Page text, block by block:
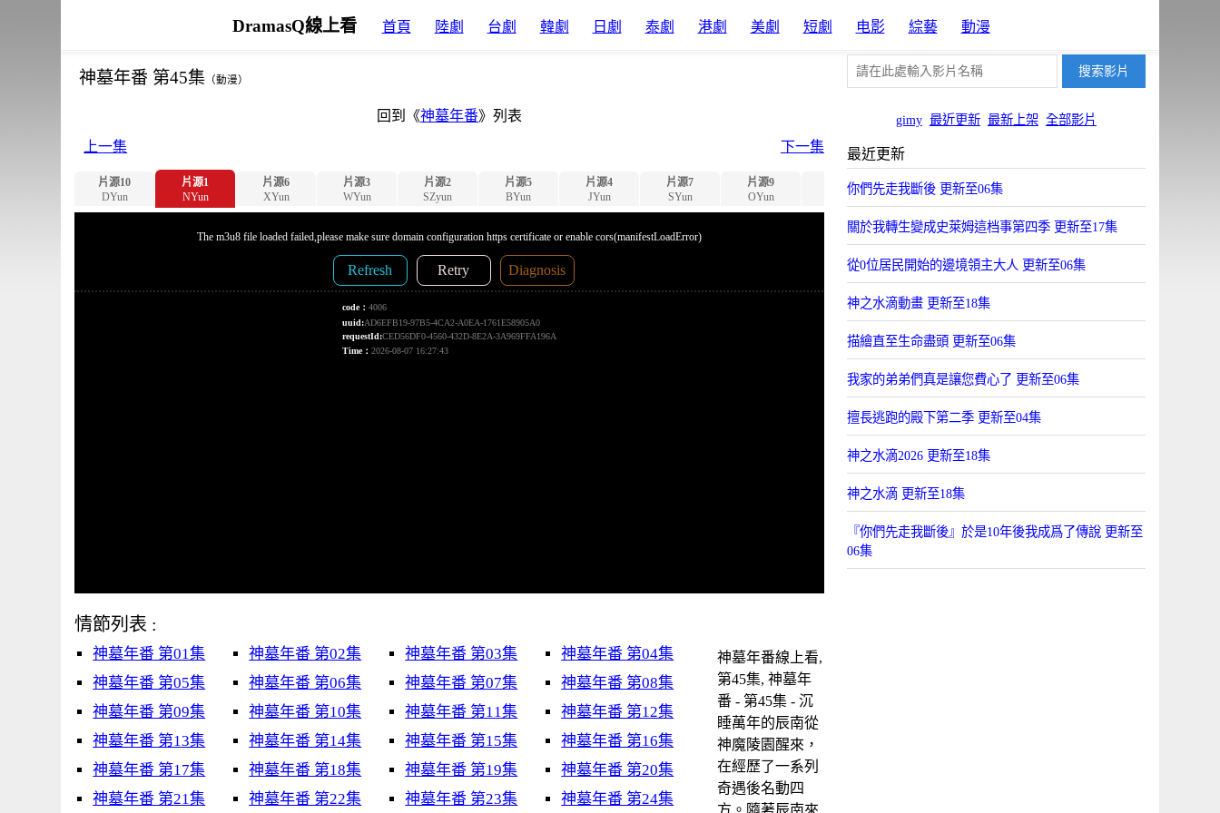
DramasQ線上看 首頁 陸劇 台劇 韓劇 日劇 泰劇 港劇 美劇 短劇 电影 綜藝 動漫
gimy 最近更新 最新上架 全部影片
神墓年番 第45集 （動漫）
回到《神墓年番》列表
上一集
下一集
片源10
DYun
片源1
NYun
片源6
XYun
片源3
WYun
片源2
SZyun
片源5
BYun
片源4
JYun
片源7
SYun
片源9
OYun
片源8
Uyun
情節列表 :
神墓年番 第01集 神墓年番 第02集 神墓年番 第03集
神墓年番 第04集
神墓年番 第05集
神墓年番 第06集 神墓年番 第07集
神墓年番 第08集
神墓年番 第09集
神墓年番 第10集 神墓年番 第11集
神墓年番 第12集
神墓年番 第13集
神墓年番 第14集 神墓年番 第15集
神墓年番 第16集
神墓年番 第17集
神墓年番 第18集 神墓年番 第19集
神墓年番 第20集
神墓年番 第21集
神墓年番 第22集 神墓年番 第23集 神墓年番 第24集
神墓年番線上看,
第45集, 神墓年
番 - 第45集 - 沉
睡萬年的辰南從
神魔陵園醒來，
在經歷了一系列
奇遇後名動四
方。隨著辰南來
最近更新
你們先走我斷後 更新至06集
關於我轉生變成史萊姆這档事第四季 更新至17集
從0位居民開始的邊境領主大人 更新至06集
神之水滴動畫 更新至18集
描繪直至生命盡頭 更新至06集
我家的弟弟們真是讓您費心了 更新至06集
擅長逃跑的殿下第二季 更新至04集
神之水滴2026 更新至18集
神之水滴 更新至18集
『你們先走我斷後』於是10年後我成爲了傳說 更新至
06集